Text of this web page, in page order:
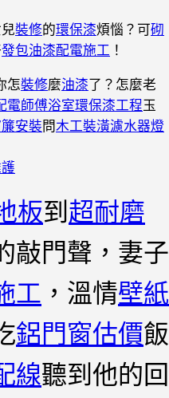
裝修的環保漆煩惱？可砌
發包油漆配電施工 ！
怎裝修麼油漆了？怎麼老
電師傅浴室環保漆工程玉
安裝問木工裝潢濾水器燈
板到 超耐磨
敲門聲，妻子
工 ，溫情壁紙
鋁門窗估價飯
線聽到他的回